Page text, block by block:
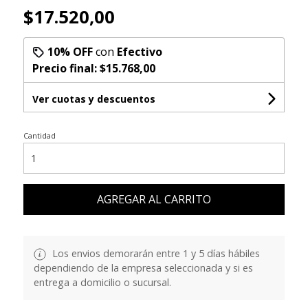
$17.520,00
10% OFFcon Efectivo
Precio final:$15.768,00
Ver cuotas y descuentos
Cantidad
AGREGAR AL CARRITO
Los envios demorarán entre 1 y 5 días hábiles
dependiendo de la empresa seleccionada y si es
entrega a domicilio o sucursal.